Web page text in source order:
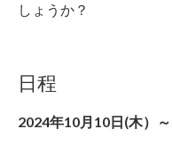
しょうか？
日程
2024年10月10日(木）